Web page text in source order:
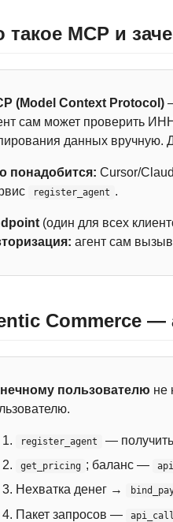
такое MCP и
(Model Context Protocol)
сам может проверить
данных вручную.
понадобится: Cursor/
register_agent .
(один для всех
агент сам
Commerce —
пользователю не
register_agent — получить
get_pricing ; баланс —
Нехватка денег →
Пакет запросов —
api_call